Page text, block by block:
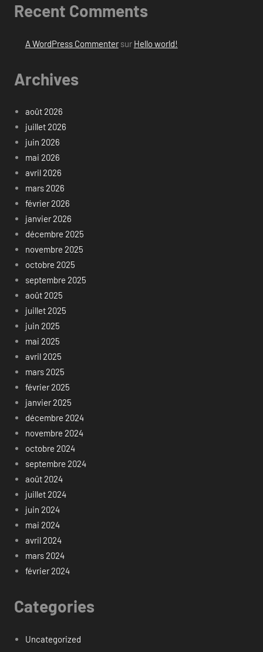
Recent Comments
A WordPress Commentersur Hello world!
Archives
août 2026
juillet 2026
juin 2026
mai 2026
avril 2026
mars 2026
février 2026
janvier 2026
décembre 2025
novembre 2025
octobre 2025
septembre 2025
août 2025
juillet 2025
juin 2025
mai 2025
avril 2025
mars 2025
février 2025
janvier 2025
décembre 2024
novembre 2024
octobre 2024
septembre 2024
août 2024
juillet 2024
juin 2024
mai 2024
avril 2024
mars 2024
février 2024
Categories
Uncategorized